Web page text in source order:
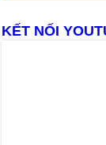
KẾT NỐI